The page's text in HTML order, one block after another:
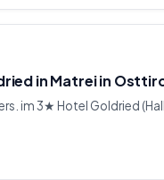
in Matrei in
im 3★ Hotel Goldried